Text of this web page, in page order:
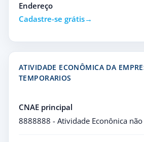
Endereço
Cadastre-se grátis
ATIVIDADE ECONÔMICA DA
TEMPORARIOS
CNAE principal
8888888 - Atividade Econônica